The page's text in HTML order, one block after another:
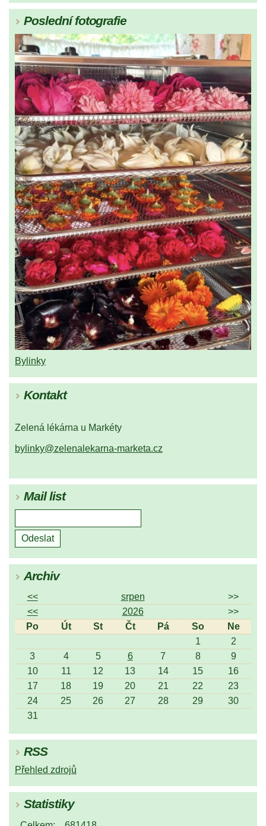
Poslední fotografie
Bylinky
Kontakt
Zelená lékárna u Markéty
bylinky@zelenalekarna-marketa.cz
Mail list
Archiv
<< srpen
>>
<<
2026
>>
Po
Út St Čt Pá So
Ne
1
2
3
4 5 6 7 8
9
10
11 12 13 14 15
16
17
18 19 20 21 22
23
24
25 26 27 28 29
30
31
RSS
Přehled zdrojů
Statistiky